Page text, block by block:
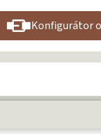
Konfigurátor